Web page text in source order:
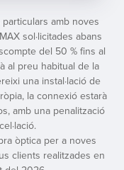
amb noves
sol·licitades abans
del 50 % fins al
al preu habitual de la
una instal·lació de
la connexió estarà
amb una penalització
òptica per a noves
clients realitzades en